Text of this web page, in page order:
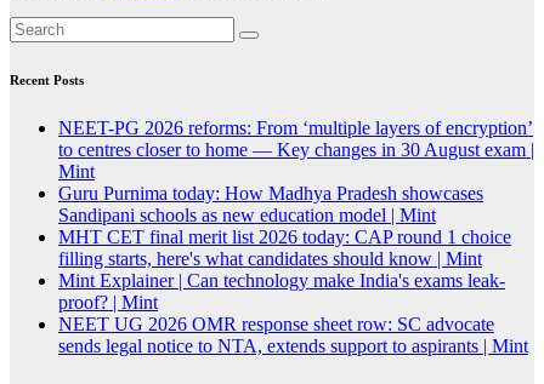
Recent Posts
NEET-PG 2026 reforms: From ‘multiple layers of encryption’
to centres closer to home — Key changes in 30 August exam |
Mint
Guru Purnima today: How Madhya Pradesh showcases
Sandipani schools as new education model | Mint
MHT CET final merit list 2026 today: CAP round 1 choice
filling starts, here's what candidates should know | Mint
Mint Explainer | Can technology make India's exams leak-
proof? | Mint
NEET UG 2026 OMR response sheet row: SC advocate
sends legal notice to NTA, extends support to aspirants | Mint